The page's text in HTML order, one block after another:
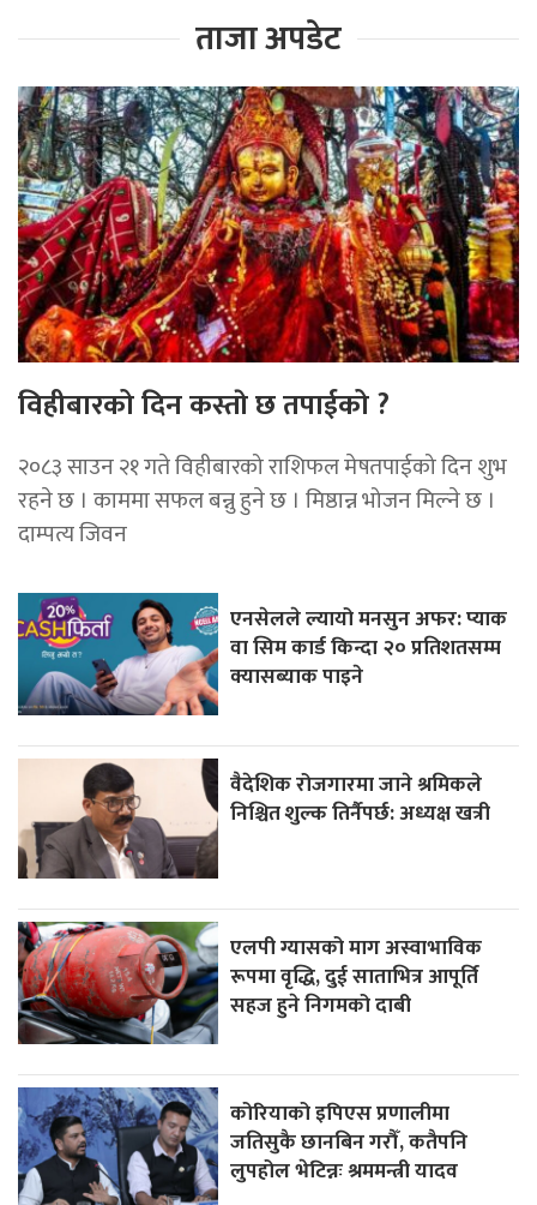
ताजा अपडेट
विहीबारको दिन कस्ताे छ तपाईको ?
२०८३ साउन २१ गते विहीबारको राशिफल मेषतपाईको दिन शुभ
रहने छ । काममा सफल बन्नु हुने छ । मिष्ठान्न भोजन मिल्ने छ ।
दाम्पत्य जिवन
एनसेलले ल्यायो मनसुन अफर: प्याक
वा सिम कार्ड किन्दा २० प्रतिशतसम्म
क्यासब्याक पाइने
वैदेशिक रोजगारमा जाने श्रमिकले
निश्चित शुल्क तिर्नैपर्छ: अध्यक्ष खत्री
एलपी ग्यासको माग अस्वाभाविक
रूपमा वृद्धि, दुई साताभित्र आपूर्ति
सहज हुने निगमको दाबी
कोरियाको इपिएस प्रणालीमा
जतिसुकै छानबिन गरौँ, कतैपनि
लुपहोल भेटिन्नः श्रममन्त्री यादव